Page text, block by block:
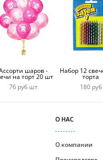
шаров -
на торт 20 шт
76 руб шт
Набор 12
торта
180 руб
О НАС
О компании